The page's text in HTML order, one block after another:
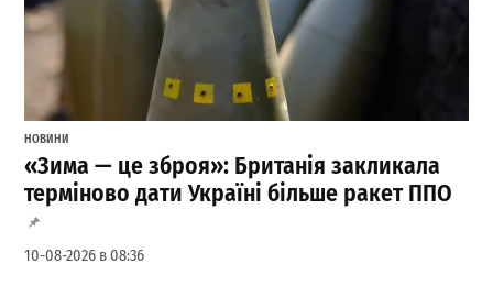
НОВИНИ
«Зима — це зброя»: Британія закликала
терміново дати Україні більше ракет ППО
10-08-2026 в 08:36